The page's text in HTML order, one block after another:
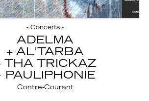
- Concerts -
ADELMA
AL'TARBA
THA TRICKAZ
PAULIPHONIE
Contre-Courant